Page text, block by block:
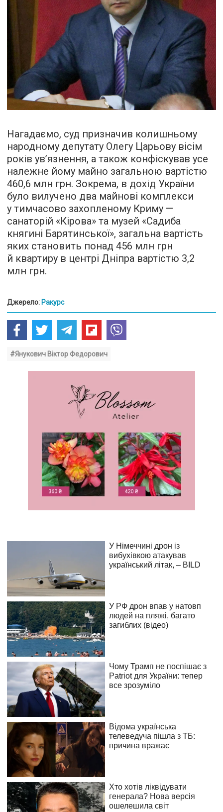
Нагадаємо, суд призначив колишньому
народному депутату Олегу Царьову вісім
років ув’язнення, а також конфіскував усе
належне йому майно загальною вартістю
460,6 млн грн. Зокрема, в дохід України
було вилучено два майнові комплекси
у тимчасово захопленому Криму —
санаторій «Кірова» та музей «Садиба
княгині Барятинської», загальна вартість
яких становить понад 456 млн грн
й квартиру в центрі Дніпра вартістю 3,2
млн грн.
Джерело: Ракурс
#Янукович Віктор Федорович